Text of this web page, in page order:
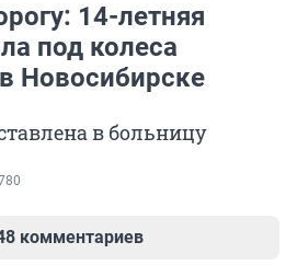
14-летняя
под колеса
Новосибирске
в больницу
комментариев